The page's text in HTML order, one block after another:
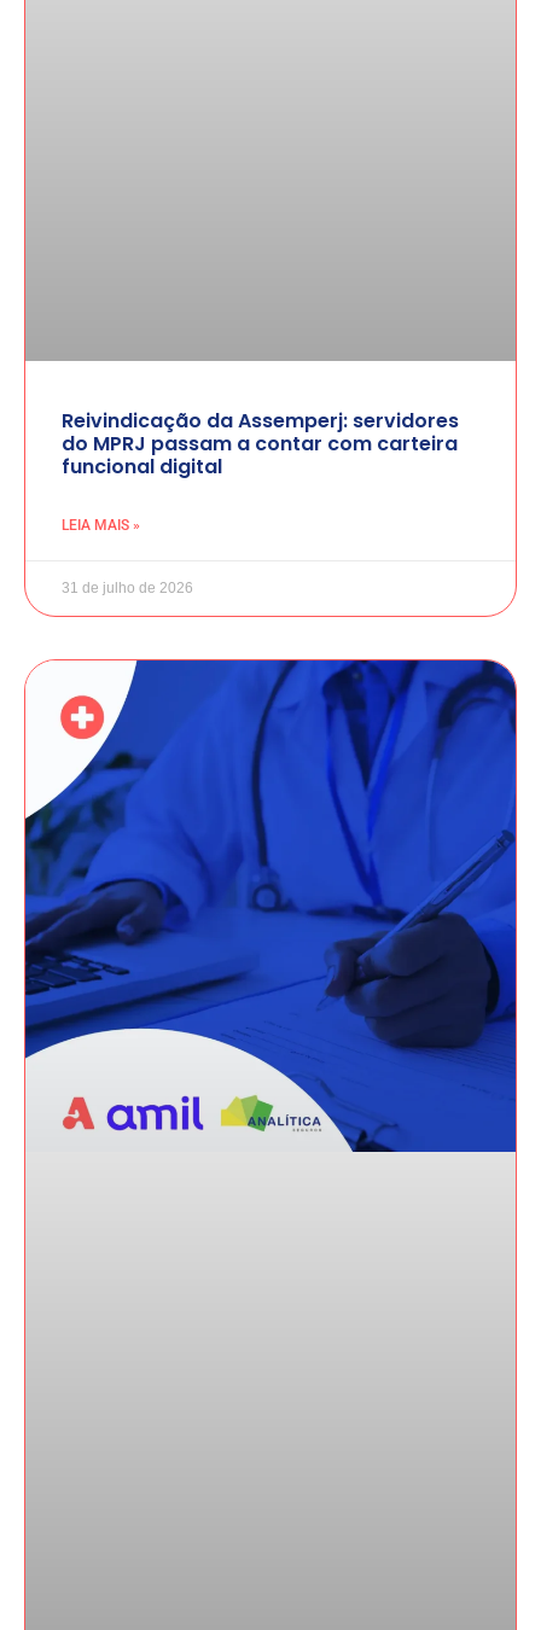
Reivindicação da Assemperj: servidores
do MPRJ passam a contar com carteira
funcional digital
LEIA MAIS »
31 de julho de 2026